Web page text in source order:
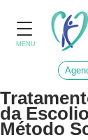
MENU
da
Método